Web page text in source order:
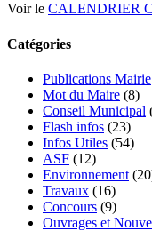
Voir le CALENDRIER
Catégories
Publications Mairie
Mot du Maire (8)
Conseil Municipal
Flash infos (23)
Infos Utiles (54)
ASF (12)
Environnement
Travaux (16)
Concours (9)
Ouvrages et